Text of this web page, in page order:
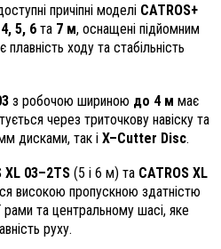
причіпні моделі CATROS+
4, 5, 6 та 7 м, оснащені підйомним
ходу та стабільність
з робочою шириною до 4 м має
через триточкову навіску та
дисками, так і X–Cutter Disc.
XL 03–2TS (5 і 6 м) та CATROS XL
високою пропускною здатністю
рами та центральному шасі, яке
руху.